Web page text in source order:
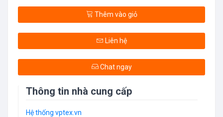
Thêm vào giỏ
Liên hệ
Chat ngay
Thông tin nhà cung cấp
Hệ thống vptex.vn